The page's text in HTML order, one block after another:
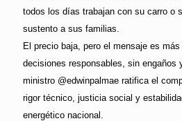
todos los días trabajan con su carro o
sustento a sus familias.
El precio baja, pero el mensaje es
decisiones responsables, sin engaños
ministro @edwinpalmae ratifica el
rigor técnico, justicia social y
energético nacional.